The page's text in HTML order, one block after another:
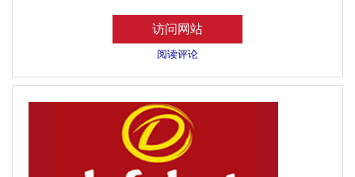
访问网站
阅读评论